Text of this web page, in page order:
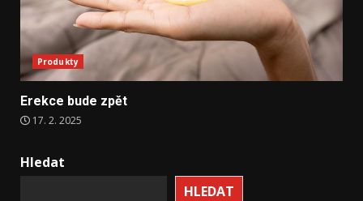
Produkty
Erekce bude zpět
17. 2. 2025
Hledat
HLEDAT